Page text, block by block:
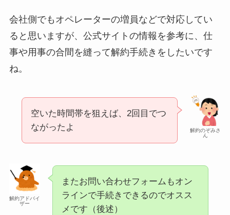
会社側でもオペレーターの増員などで対応してい
ると思いますが、公式サイトの情報を参考に、仕
事や用事の合間を縫って解約手続きをしたいです
ね。
解約のぞみさ
ん
空いた時間帯を狙えば、2回目でつ
ながったよ
解約アドバイ
ザー
またお問い合わせフォームもオン
ラインで手続きできるのでオスス
メです（後述）